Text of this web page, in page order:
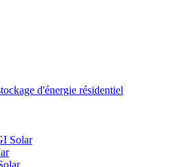
d'énergie résidentiel
Solar